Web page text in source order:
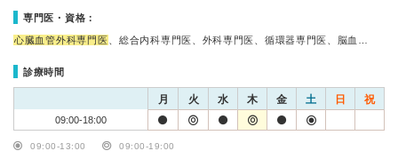
専門医・資格：
心臓血管外科専門医 、総合内科専門医、外科専門医、循環器専門医、脳血…
診療時間
月 火 水 木 金 土 日 祝
09:00-18:00
09:00-13:00 09:00-19:00